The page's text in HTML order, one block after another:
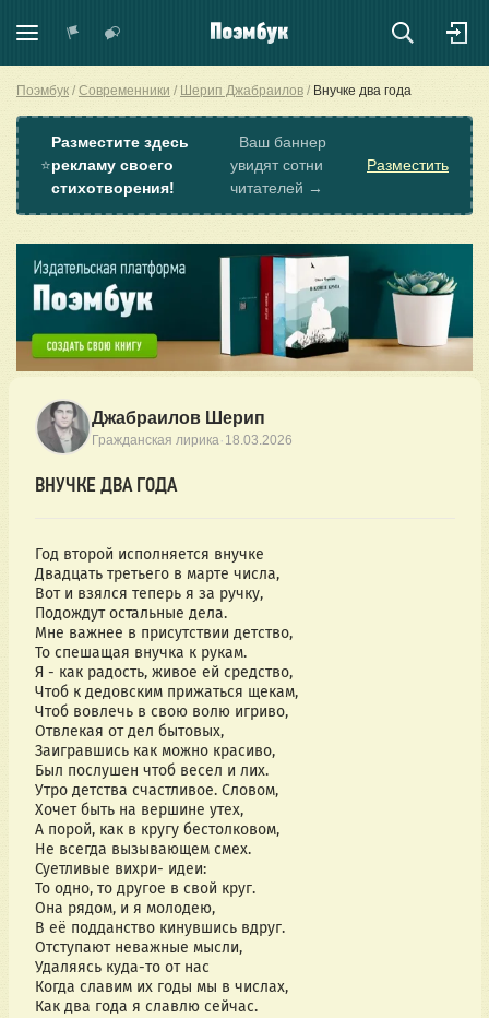
Поэмбук Современники Шерип Джабраилов Внучке два года
⭐
Разместите здесь
рекламу своего
стихотворения!
Ваш баннер
увидят сотни
читателей →
Разместить
Джабраилов Шерип
Гражданская лирика· 18.03.2026
ВНУЧКЕ ДВА ГОДА
Год второй исполняется внучке
Двадцать третьего в марте числа,
Вот и взялся теперь я за ручку,
Подождут остальные дела.
Мне важнее в присутствии детство,
То спешащая внучка к рукам.
Я - как радость, живое ей средство,
Чтоб к дедовским прижаться щекам,
Чтоб вовлечь в свою волю игриво,
Отвлекая от дел бытовых,
Заигравшись как можно красиво,
Был послушен чтоб весел и лих.
Утро детства счастливое. Словом,
Хочет быть на вершине утех,
А порой, как в кругу бестолковом,
Не всегда вызывающем смех.
Суетливые вихри- идеи:
То одно, то другое в свой круг.
Она рядом, и я молодею,
В её подданство кинувшись вдруг.
Отступают неважные мысли,
Удаляясь куда-то от нас
Когда славим их годы мы в числах,
Как два года я славлю сейчас.